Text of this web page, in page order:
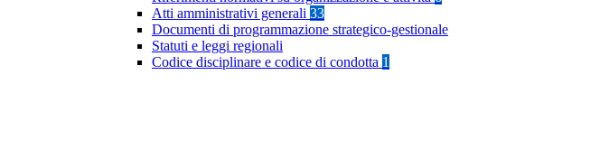
Atti amministrativi generali 33
Documenti di programmazione strategico-gestionale
Statuti e leggi regionali
Codice disciplinare e codice di condotta 1